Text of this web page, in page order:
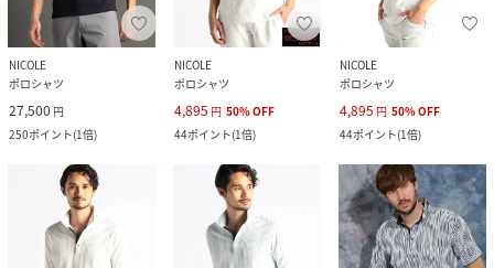
NICOLE
ポロシャツ
27,500 円
250ポイント(1倍)
NICOLE
ポロシャツ
4,895 円 50%OFF
44ポイント(1倍)
NICOLE
ポロシャツ
4,895 円 50%OFF
44ポイント(1倍)